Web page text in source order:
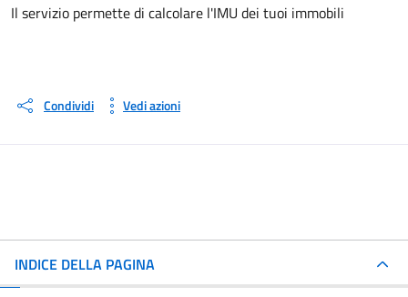
Il servizio permette di calcolare l'IMU dei tuoi immobili
Condividi Vedi azioni
INDICE DELLA PAGINA